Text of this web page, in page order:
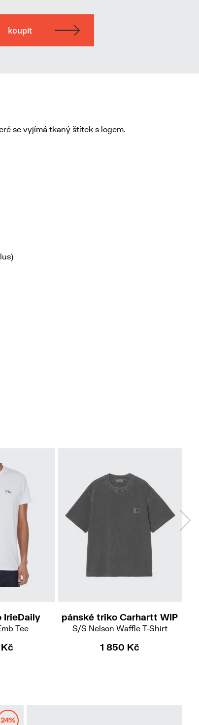
se vyjímá tkaný štítek s logem.
IrieDaily
Tee
pánské triko Carhartt WIP
S/S Nelson Waffle T-Shirt
1 850 Kč
24%